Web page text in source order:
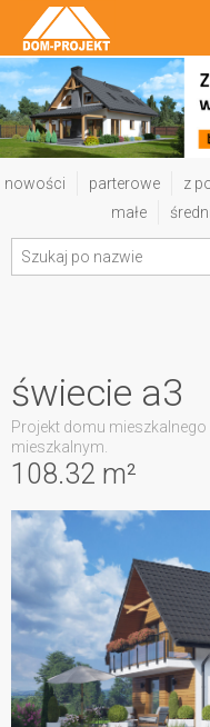
nowości parterowe z
małe
108.32 m²
świecie a3
Projekt domu
mieszkalnym.